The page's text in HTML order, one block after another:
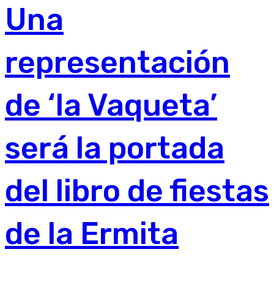
Una
representación
de ‘la Vaqueta’
será la portada
del libro de fiestas
de la Ermita